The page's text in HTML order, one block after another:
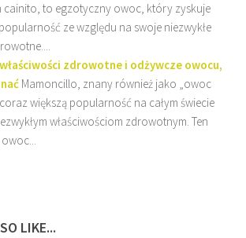
cainito, to egzotyczny owoc, który zyskuje
ze względu na swoje niezwykłe
zdrowotne i odżywcze owocu,
Mamoncillo, znany również jako „owoc
większą popularność na całym świecie
właściwościom zdrowotnym. Ten
LIKE...